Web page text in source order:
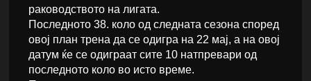
раководството на лигата.
Последното 38. коло од следната сезона според
овој план трена да се одигра на 22 мај, а на овој
датум ќе се одиграат сите 10 натпревари од
последното коло во исто време.